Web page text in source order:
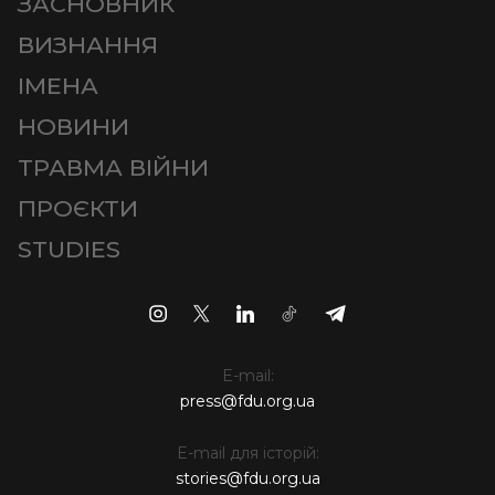
ВИЗНАННЯ
ІМЕНА
НОВИНИ
ТРАВМА ВІЙНИ
ПРОЄКТИ
STUDIES
E-mail:
press@fdu.org.ua
E-mail для історій:
stories@fdu.org.ua